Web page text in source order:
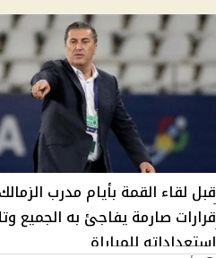
قرارات صارمة يفاجئ به الجميع
استعداداته للمباراة